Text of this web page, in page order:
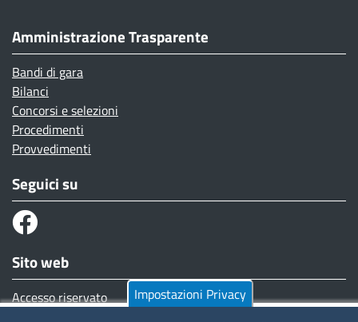
Amministrazione Trasparente
Bandi di gara
Bilanci
Concorsi e selezioni
Procedimenti
Provvedimenti
Seguici su
Sito web
Accesso riservato
Impostazioni Privacy